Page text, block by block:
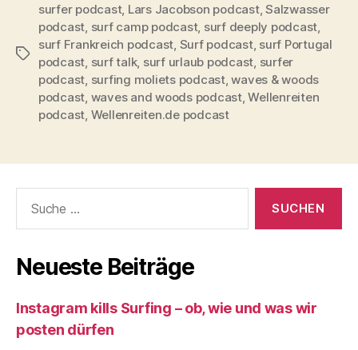
Schlagwörter
surfer podcast, Lars Jacobson podcast,Salzwasser
podcast surf camp podcast, surf deeply podcast
surf Frankreich podcast Surf podcast, surf Portugal
podcast surf talk, surf urlaub podcast surfer
podcast surfing moliets podcast,waves & woods
podcast waves and woods podcast,Wellenreiten
podcast Wellenreiten.de podcast
nach:
Neueste Beiträge
Instagram kills Surfing – ob, wie und was wir
posten dürfen